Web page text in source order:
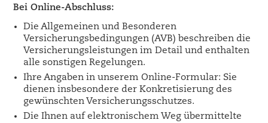
Bei Online-Abschluss:
Die Allgemeinen und Besonderen
Versicherungsbedingungen (AVB) beschreiben die
Versicherungsleistungen im Detail und enthalten
alle sonstigen Regelungen.
Ihre Angaben in unserem Online-Formular: Sie
dienen insbesondere der Konkretisierung des
gewünschten Versicherungsschutzes.
Die Ihnen auf elektronischem Weg übermittelte